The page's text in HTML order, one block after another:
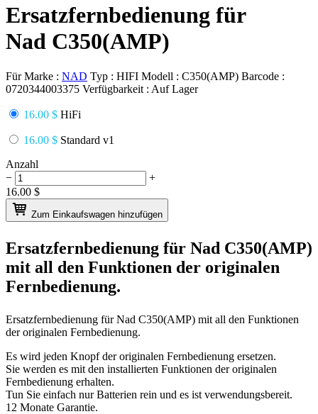
Ersatzfernbedienung für
Nad C350(AMP)
Für Marke : NAD Typ : HIFI Modell : C350(AMP) Barcode :
0720344003375 Verfügbarkeit : Auf Lager
16.00 $ HiFi
16.00 $ Standard v1
Anzahl
−
+
16.00 $
Zum Einkaufswagen hinzufügen
Ersatzfernbedienung für Nad C350(AMP)
mit all den Funktionen der originalen
Fernbedienung.
Ersatzfernbedienung fürNad C350(AMP) mit all den Funktionen
der originalen Fernbedienung.
Es wird jeden Knopf der originalen Fernbedienung ersetzen.
Sie werden es mit den installierten Funktionen der originalen
Fernbedienung erhalten.
Tun Sie einfach nur Batterien rein und es ist verwendungsbereit.
12 Monate Garantie.